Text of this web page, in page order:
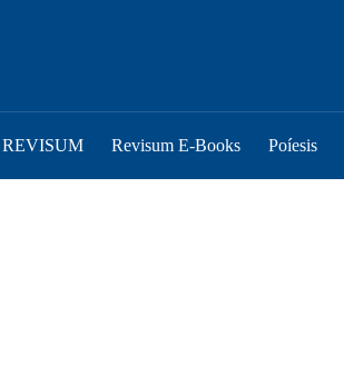
REVISUM Revisum E-Books Poíesis